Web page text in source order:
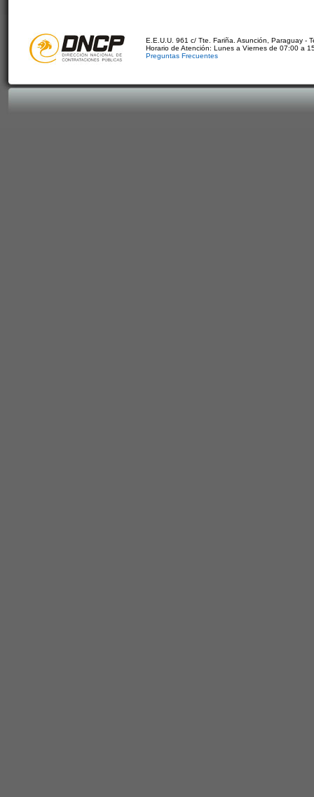
E.E.U.U. 961 c/ Tte. Fariña. Asunción, Paraguay -
Horario de Atención: Lunes a Viernes de 07:00 a
Preguntas Frecuentes